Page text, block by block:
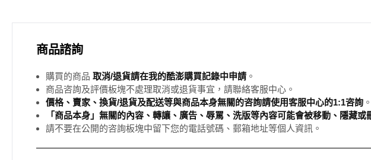
商品諮詢
購買的商品 取消/退貨請在我的酷澎購買記錄中申請 。
商品咨詢及評價板塊不處理取消或退貨事宜，請聯絡客服中心。
價格、賣家、換貨/退貨及配送等與商品本身無關的咨詢請使用客服中心的1:1咨詢 。
「商品本身」無關的內容、轉讓、廣告、辱罵、洗版等內容可能會被移動、隱藏或
請不要在公開的咨詢板塊中留下您的電話號碼、郵箱地址等個人資訊。